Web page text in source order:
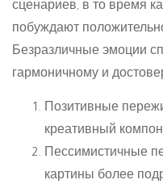
сценариев, в то время
побуждают
Безразличные эмоции
гармоничному и
Позитивные
креативный
Пессимистичные
картины более